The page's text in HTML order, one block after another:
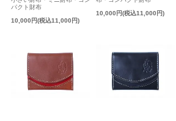
パクト財布
10,000円(税込11,000円)
10,000円(税込11,000円)